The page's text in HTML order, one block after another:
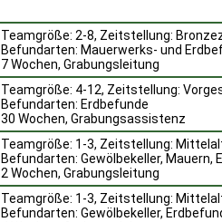
Teamgröße: 2-8, Zeitstellung:
Befundarten: Mauerwerks- und
7 Wochen, Grabungsleitung
Teamgröße: 4-12, Zeitstellung:
Befundarten: Erdbefunde
30 Wochen, Grabungsassistenz
Teamgröße: 1-3, Zeitstellung:
Befundarten: Gewölbekeller, Mauern,
2 Wochen, Grabungsleitung
Teamgröße: 1-3, Zeitstellung:
Befundarten: Gewölbekeller,